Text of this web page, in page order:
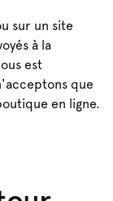
sur un site
à la
est
que
en ligne.